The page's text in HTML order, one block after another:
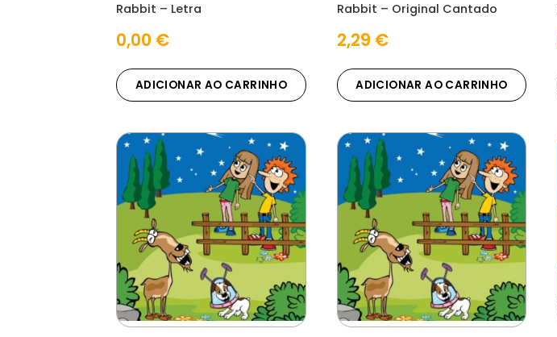
Rabbit – Letra
0,00 €
ADICIONAR AO CARRINHO
Rabbit – Original Cantado
2,29 €
ADICIONAR AO CARRINHO